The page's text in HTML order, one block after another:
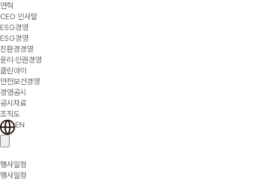
연혁
CEO 인사말
ESG경영
ESG경영
친환경경영
윤리·인권경영
클린아이
안전보건경영
경영공시
공시자료
조직도
EN
행사일정
행사일정